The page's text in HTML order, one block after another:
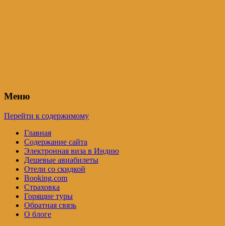
Меню
Перейти к содержимому
Главная
Содержание сайта
Электронная виза в Индию
Дешевые авиабилеты
Отели со скидкой
Booking.com
Страховка
Горящие туры
Обратная связь
О блоге